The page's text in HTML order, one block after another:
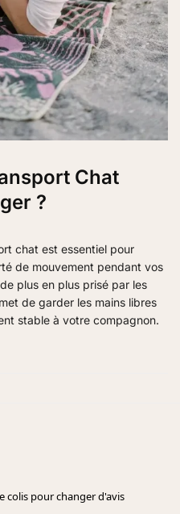
Chat
?
chat est essentiel pour
de mouvement pendant vos
plus en plus prisé par les
de garder les mains libres
stable à votre compagnon.
colis pour changer d'avis